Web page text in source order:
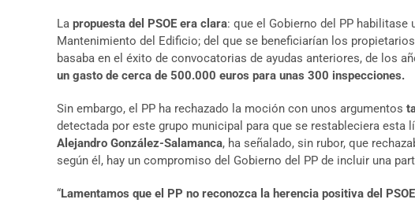
La propuesta del PSOE era clara: que el Gobierno del PP
Mantenimiento del Edificio; del que se beneficiarían los
basaba en el éxito de convocatorias de ayudas anteriores, de los
un gasto de cerca de 500.000 euros para unas 300 inspecciones.
Sin embargo, el PP ha rechazado la moción con unos argumentos
detectada por este grupo municipal para que se restableciera
Alejandro González-Salamanca, ha señalado, sin rubor, que
según él, hay un compromiso del Gobierno del PP de incluir una
“Lamentamos que el PP no reconozca la herencia positiva del PSOE